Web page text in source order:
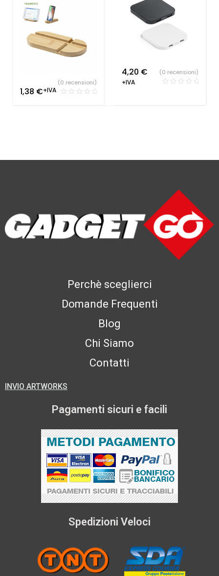
1,38 €+IVA
(0 recensioni)
4,20 €
+IVA
(0 recensioni)
Perchè sceglierci
Domande Frequenti
Blog
Chi Siamo
Contatti
INVIO ARTWORKS
Pagamenti sicuri e facili
Spedizioni Veloci